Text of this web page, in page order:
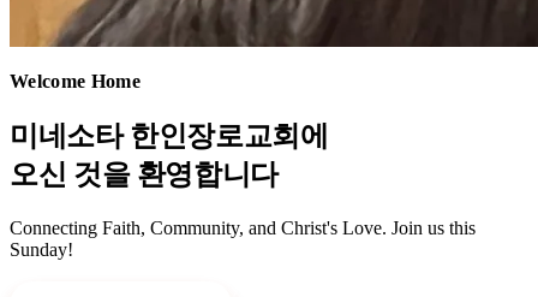
Welcome Home
미네소타 한인장로교회에
오신 것을 환영합니다
Connecting Faith, Community, and Christ's Love. Join us this
Sunday!